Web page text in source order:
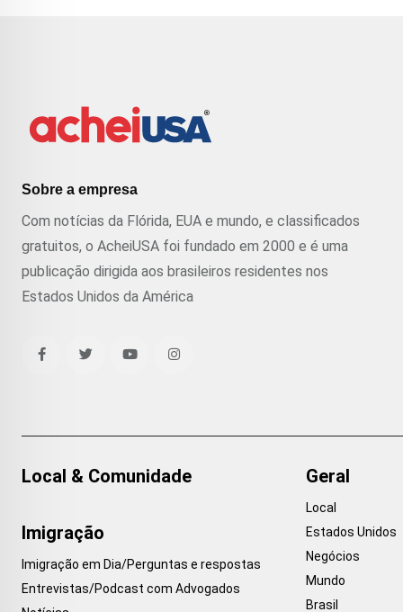
Sobre a empresa
Com notícias da Flórida, EUA e mundo, e classificados
gratuitos, o AcheiUSA foi fundado em 2000 e é uma
publicação dirigida aos brasileiros residentes nos
Estados Unidos da América
Local & Comunidade
Imigração
Imigração em Dia/Perguntas e respostas
Entrevistas/Podcast com Advogados
Geral
Local
Estados Unidos
Negócios
Mundo
Brasil